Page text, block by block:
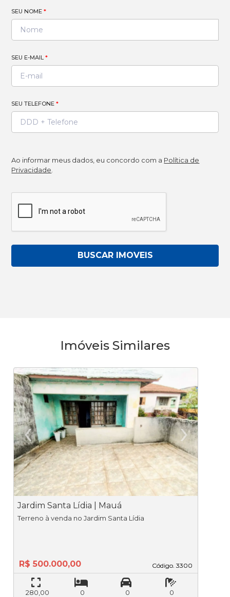
SEU NOME*
SEU E-MAIL*
SEU TELEFONE*
Ao informar meus dados, eu concordo com a Política de
Privacidade
BUSCAR IMOVEIS
Imóveis Similares
‹
Previous
›
Jardim Santa Lídia | Mauá
Código. 3300
Código. 3300
Terreno à venda no Jardim Santa Lídia
R$ 500.000,00
280,00
0
0
0